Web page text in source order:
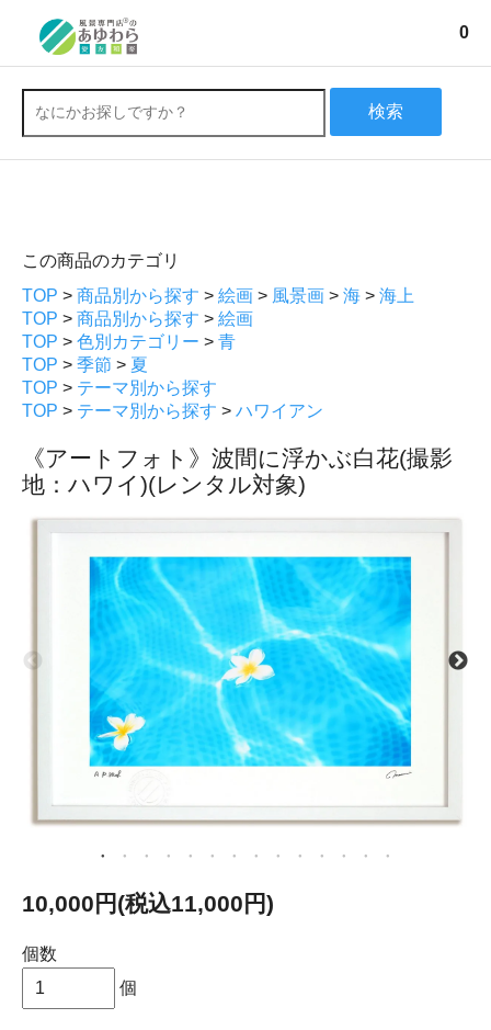
0
検索
この商品のカテゴリ
TOP > 商品別から探す > 絵画 > 風景画 > 海 > 海上
TOP > 商品別から探す > 絵画
TOP > 色別カテゴリー > 青
TOP > 季節 > 夏
TOP > テーマ別から探す
TOP > テーマ別から探す > ハワイアン
《アートフォト》波間に浮かぶ白花(撮影
地：ハワイ)(レンタル対象)
10,000円(税込11,000円)
個数
個